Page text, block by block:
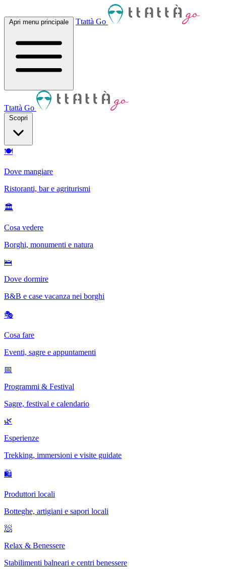
Apri menu principale Ttattà Go
Ttattà Go
Scopri
🍽
Dove mangiare
Ristoranti, bar e agriturismi
🏛
Cosa vedere
Borghi, monumenti e natura
🛌
Dove dormire
B&B e case vacanza nei borghi
🎭
Cosa fare
Eventi, sagre e appuntamenti
📅
Programmi & Festival
Sagre, festival e calendario
🌿
Esperienze
Trekking, immersioni e visite guidate
🛍
Produttori locali
Botteghe, artigiani e sapori locali
🧖
Relax & Benessere
Stabilimenti balneari e centri benessere